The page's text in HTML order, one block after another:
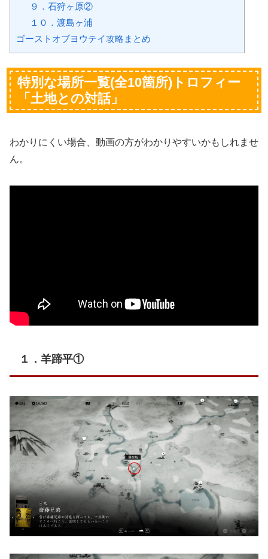
９．石狩ヶ原②
１０．渡島ヶ浦
ゴーストオブヨウテイ攻略まとめ
特別な場所一覧(全10箇所)トロフィー
「土地との対話」
わかりにくい場合、動画の方がわかりやすいかもしれませ
ん。
１．羊蹄平①